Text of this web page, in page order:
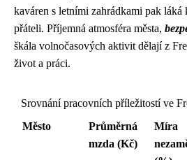
kaváren s letními zahrádkami pak láká
přáteli. Příjemná atmosféra města,
škála volnočasových aktivit dělají z
život a práci.
Srovnání pracovních příležitostí ve
Město
Průměrná
mzda (Kč)
Míra